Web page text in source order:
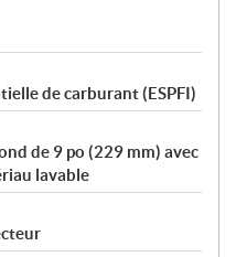
de carburant (ESPFI)
de 9 po (229 mm) avec
lavable